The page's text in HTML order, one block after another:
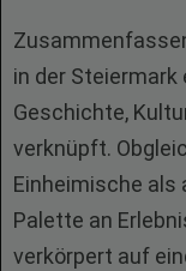
in der
Geschichte,
verknüpft.
Einheimische als
Palette an
verkörpert auf